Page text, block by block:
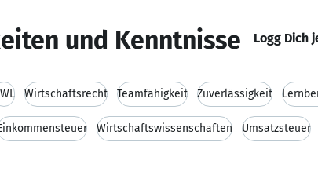
und Kenntnisse Logg Dich
Wirtschaftsrecht Teamfähigkeit Zuverlässigkeit
Wirtschaftswissenschaften Umsatzsteuer